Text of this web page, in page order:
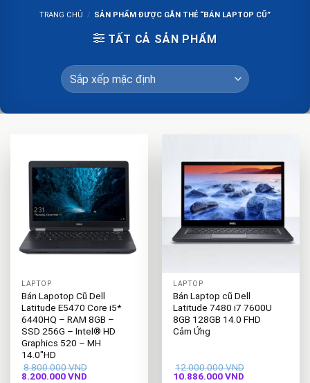
TRANG CHỦ / SẢN PHẨM ĐƯỢC GẮN THẺ “BÁN LAPTOP CŨ”
TẤT CẢ SẢN PHẨM
LAPTOP
Bán Lapotop Cũ Dell
Latitude E5470 Core i5*
6440HQ – RAM 8GB –
SSD 256G – Intel® HD
Graphics 520 – MH
14.0″HD
8.800.000VND
Giá
8.200.000VND
LAPTOP
Bán Laptop cũ Dell
Latitude 7480 i7 7600U
8GB 128GB 14.0 FHD
Cảm Ứng
12.000.000VND
Giá
10.886.000VND